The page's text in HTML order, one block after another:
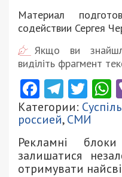
Материал
содействии Сергея
Якщо ви
виділіть фрагмент
Facebook
Категории:
россией,СМИ
Рекламні
залишатися
отримувати